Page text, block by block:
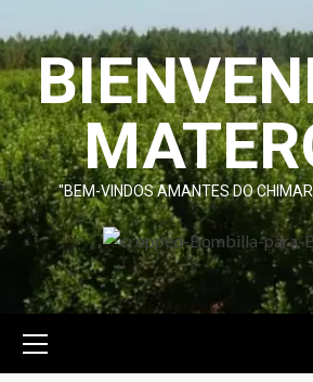
al
contenido
"BEM-VINDOS AMANTES DO
primario